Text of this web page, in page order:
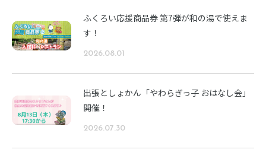
ふくろい応援商品券 第7弾が和の湯で使えま
す！
2026.08.01
出張としょかん「やわらぎっ子 おはなし会」
開催！
2026.07.30